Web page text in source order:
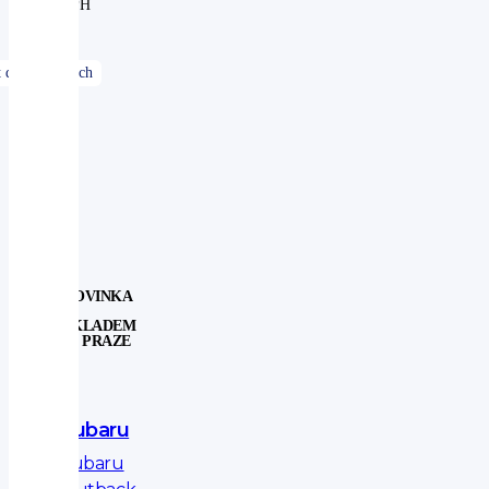
DPH
Subaru
Subaru
NOVINKA
SKLADEM
V PRAZE